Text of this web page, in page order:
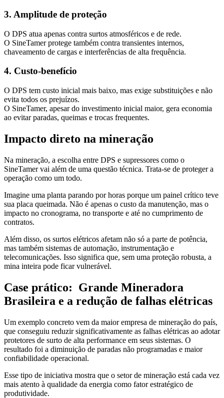
3. Amplitude de proteção
O DPS atua apenas contra surtos atmosféricos e de rede.
O SineTamer protege também contra transientes internos,
chaveamento de cargas e interferências de alta frequência.
4. Custo-benefício
O DPS tem custo inicial mais baixo, mas exige substituições e não
evita todos os prejuízos.
O SineTamer, apesar do investimento inicial maior, gera economia
ao evitar paradas, queimas e trocas frequentes.
Impacto direto na mineração
Na mineração, a escolha entre DPS e supressores como o
SineTamer vai além de uma questão técnica. Trata-se de proteger a
operação como um todo.
Imagine uma planta parando por horas porque um painel crítico teve
sua placa queimada. Não é apenas o custo da manutenção, mas o
impacto no cronograma, no transporte e até no cumprimento de
contratos.
Além disso, os surtos elétricos afetam não só a parte de potência,
mas também sistemas de automação, instrumentação e
telecomunicações. Isso significa que, sem uma proteção robusta, a
mina inteira pode ficar vulnerável.
Case prático: Grande Mineradora
Brasileira e a redução de falhas elétricas
Um exemplo concreto vem da maior empresa de mineração do país,
que conseguiu reduzir significativamente as falhas elétricas ao adotar
protetores de surto de alta performance em seus sistemas. O
resultado foi a diminuição de paradas não programadas e maior
confiabilidade operacional.
Esse tipo de iniciativa mostra que o setor de mineração está cada vez
mais atento à qualidade da energia como fator estratégico de
produtividade.